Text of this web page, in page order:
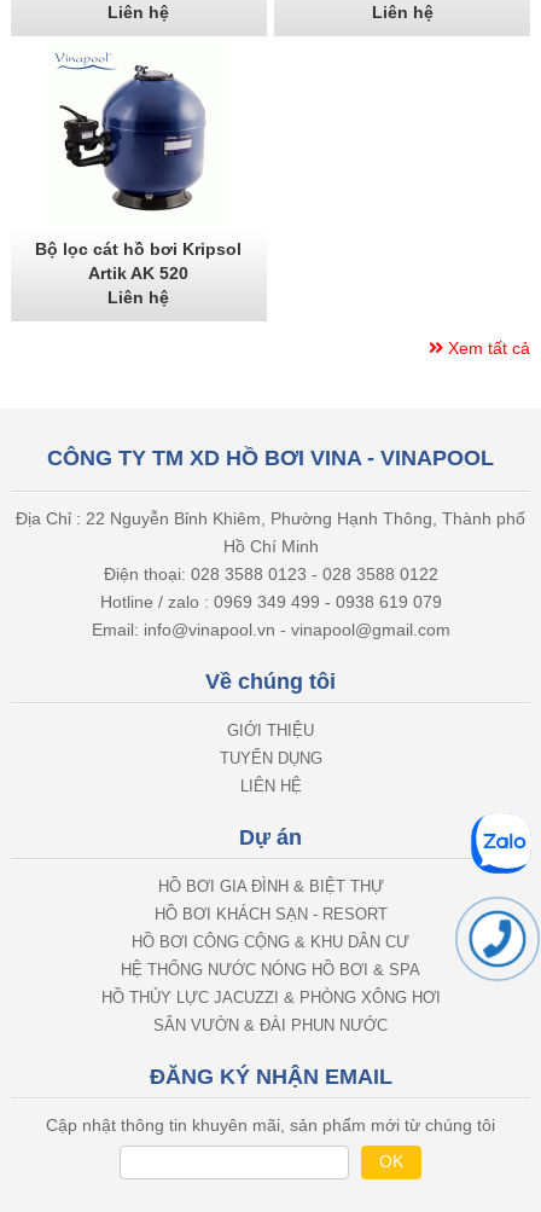
Liên hệ
Liên hệ
Bộ lọc cát hồ bơi Kripsol
Artik AK 520
Liên hệ
Xem tất cả
CÔNG TY TM XD HỒ BƠI VINA - VINAPOOL
Địa Chỉ : 22 Nguyễn Bỉnh Khiêm, Phường Hạnh Thông, Thành phố
Hồ Chí Minh
Điện thoại: 028 3588 0123 - 028 3588 0122
Hotline / zalo : 0969 349 499 - 0938 619 079
Email: info@vinapool.vn - vinapool@gmail.com
Về chúng tôi
GIỚI THIỆU
TUYỂN DỤNG
LIÊN HỆ
Dự án
HỒ BƠI GIA ĐÌNH & BIỆT THỰ
HỒ BƠI KHÁCH SẠN - RESORT
HỒ BƠI CÔNG CỘNG & KHU DÂN CƯ
HỆ THỐNG NƯỚC NÓNG HỒ BƠI & SPA
HỒ THỦY LỰC JACUZZI & PHÒNG XÔNG HƠI
SÂN VƯỜN & ĐÀI PHUN NƯỚC
ĐĂNG KÝ NHẬN EMAIL
Cập nhật thông tin khuyên mãi, sản phẩm mới từ chúng tôi